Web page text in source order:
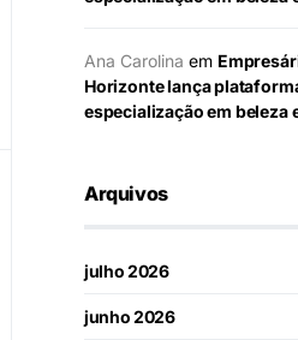
Ana Carolina em
Horizonte lança
especialização em beleza
Arquivos
julho 2026
junho 2026